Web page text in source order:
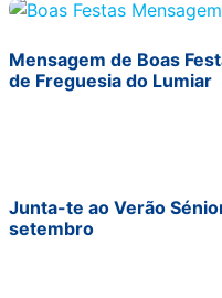
Mensagem de Boas
de Freguesia do Lumiar
Junta-te ao Verão
setembro